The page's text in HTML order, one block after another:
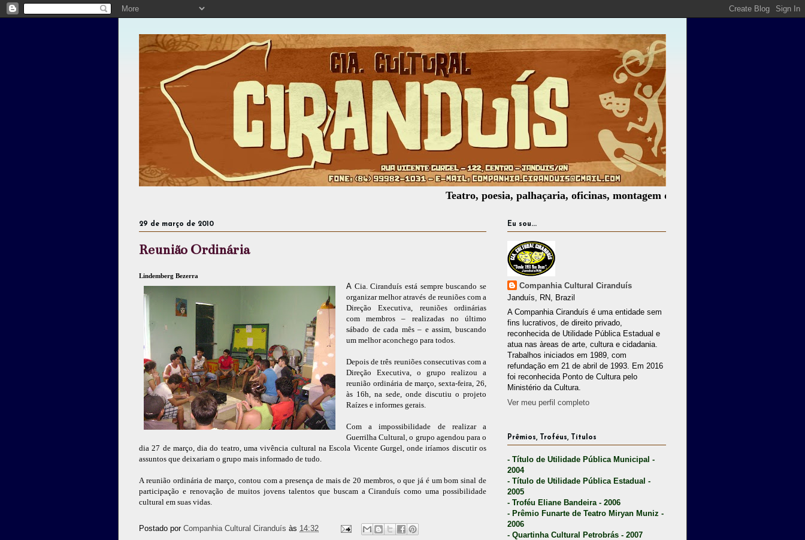
Teatro, poesia, palhaçaria, oficinas, montagem de espetáculos, assessoria cultural,
29 de março de 2010
Reunião Ordinária
Lindemberg Bezerra
A Cia. Ciranduís está sempre buscando se
organizar melhor através de reuniões com a
Direção Executiva, reuniões ordinárias
com membros – realizadas no último
sábado de cada mês – e assim, buscando
um melhor aconchego para todos.
Depois de três reuniões consecutivas com a
Direção Executiva, o grupo realizou a
reunião ordinária de março, sexta-feira, 26,
às 16h, na sede, onde discutiu o projeto
Raízes e informes gerais.
Com a impossibilidade de realizar a
Guerrilha Cultural, o grupo agendou para o
dia 27 de março, dia do teatro, uma vivência cultural na Escola Vicente Gurgel, onde iríamos discutir os
assuntos que deixariam o grupo mais informado de tudo.
A reunião ordinária de março, contou com a presença de mais de 20 membros, o que já é um bom sinal de
participação e renovação de muitos jovens talentos que buscam a Ciranduís como uma possibilidade
cultural em suas vidas.
Postado por Companhia Cultural Ciranduís às 14:32
Eu sou...
Companhia Cultural Ciranduís
Janduís, RN, Brazil
A Companhia Ciranduís é uma entidade sem
fins lucrativos, de direito privado,
reconhecida de Utilidade Pública Estadual e
atua nas àreas de arte, cultura e cidadania.
Trabalhos iniciados em 1989, com
refundação em 21 de abril de 1993. Em 2016
foi reconhecida Ponto de Cultura pelo
Ministério da Cultura.
Ver meu perfil completo
Prêmios, Troféus, Títulos
- Título de Utilidade Pública Municipal -
2004
- Título de Utilidade Pública Estadual -
2005
- Troféu Eliane Bandeira - 2006
- Prêmio Funarte de Teatro Miryan Muniz -
2006
- Quartinha Cultural Petrobrás - 2007